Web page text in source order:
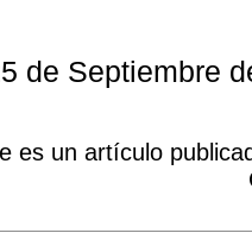
de Septiembre
es un artículo